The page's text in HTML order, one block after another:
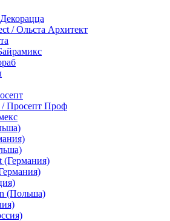
штукатурки
универсальные, нейтральные
санитарные (антигрибковые)
для срубов
штукатурки и краски
для декора, патина
шелк
(эффект мрамора)
(эффект песчаных вихрей)
шпаклевка
/ Ольста Архитект
/ Просепт Проф
(Германия)
(Польша)